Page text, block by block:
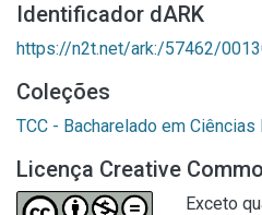
Identificador dARK
https://n2t.net/ark:/57462/
Coleções
TCC - Bacharelado em
Licença Creative
Exceto